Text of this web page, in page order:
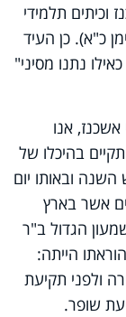
וכיתים תלמידי
כ"א). כן העיד
נתנו מסיני"
אנו
בהיכלו של
ובאותו יום
אשר בארץ
הגדול ב"ר
הייתה:
ולפני תקיעת
שופר.